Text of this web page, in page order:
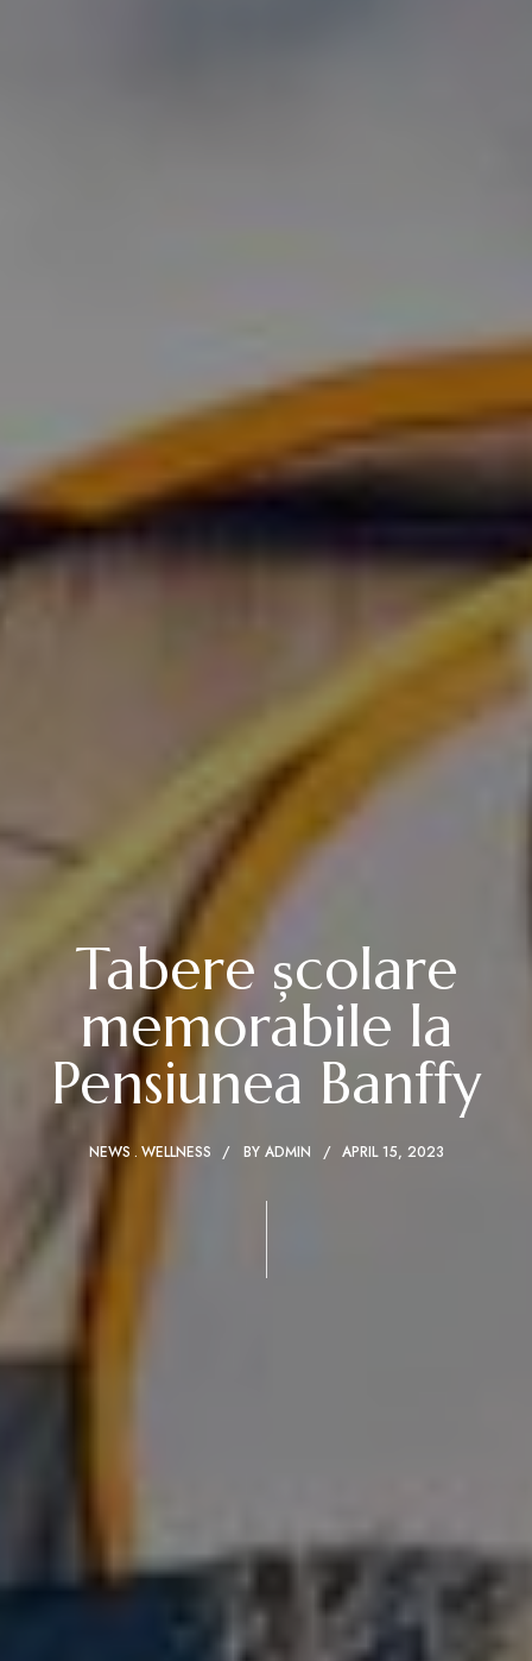
Tabere școlare
memorabile la
Pensiunea Banffy
NEWS WELLNESS BY ADMIN APRIL 15, 2023